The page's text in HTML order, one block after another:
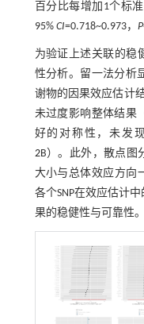
百分比每增加1个标
95% CI=0.718~0.973， P
为验证上述关联的稳
性分析。留一法分析
谢物的因果效应估计
未过度影响整体结果
好的对称性，未发
2B）。此外，散点图
大小与总体效应方向
各个SNP在效应估计
果的稳健性与可靠性。